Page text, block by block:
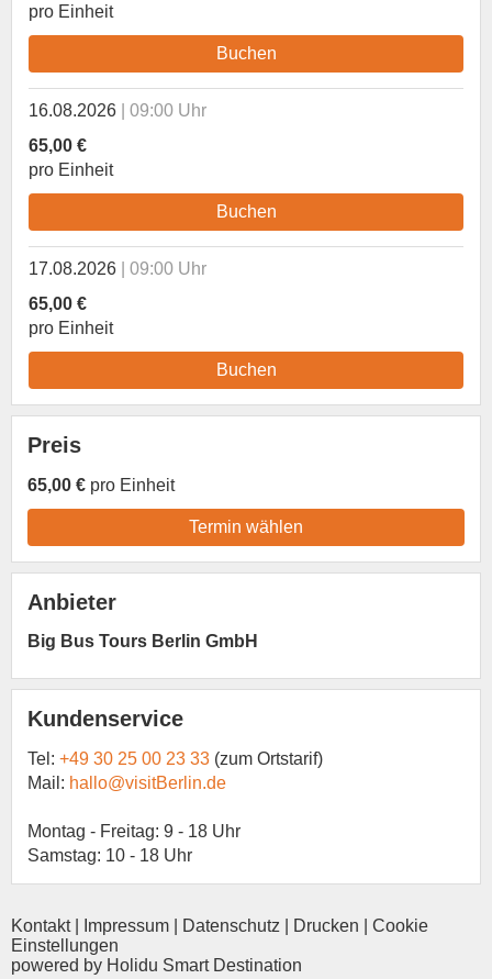
pro Einheit
Buchen
16.08.2026
09:00 Uhr
65,00 €
pro Einheit
Buchen
17.08.2026
09:00 Uhr
65,00 €
pro Einheit
Buchen
Preis
65,00 € pro Einheit
Termin wählen
Anbieter
Big Bus Tours Berlin GmbH
Kundenservice
Tel: +49 30 25 00 23 33 (zum Ortstarif)
Mail: hallo@visitBerlin.de
Montag - Freitag: 9 - 18 Uhr
Samstag: 10 - 18 Uhr
Kontakt| Impressum Datenschutz Drucken
Cookie
Einstellungen
powered by Holidu Smart Destination